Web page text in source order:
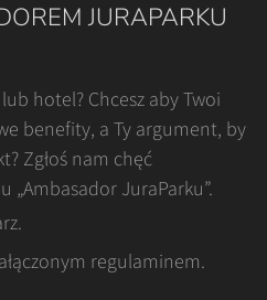
JURAPARKU
hotel? Chcesz aby Twoi
benefity, a Ty argument, by
Zgłoś nam chęć
JuraParku”.
.
regulaminem.